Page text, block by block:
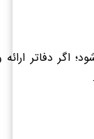
۲۰ درصدی می‌شود؛ اگر